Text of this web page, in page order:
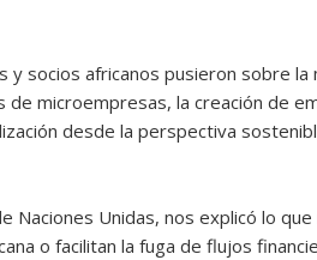
socios africanos pusieron sobre la
microempresas, la creación de
desde la perspectiva
Naciones Unidas, nos explicó lo
o facilitan la fuga de flujos